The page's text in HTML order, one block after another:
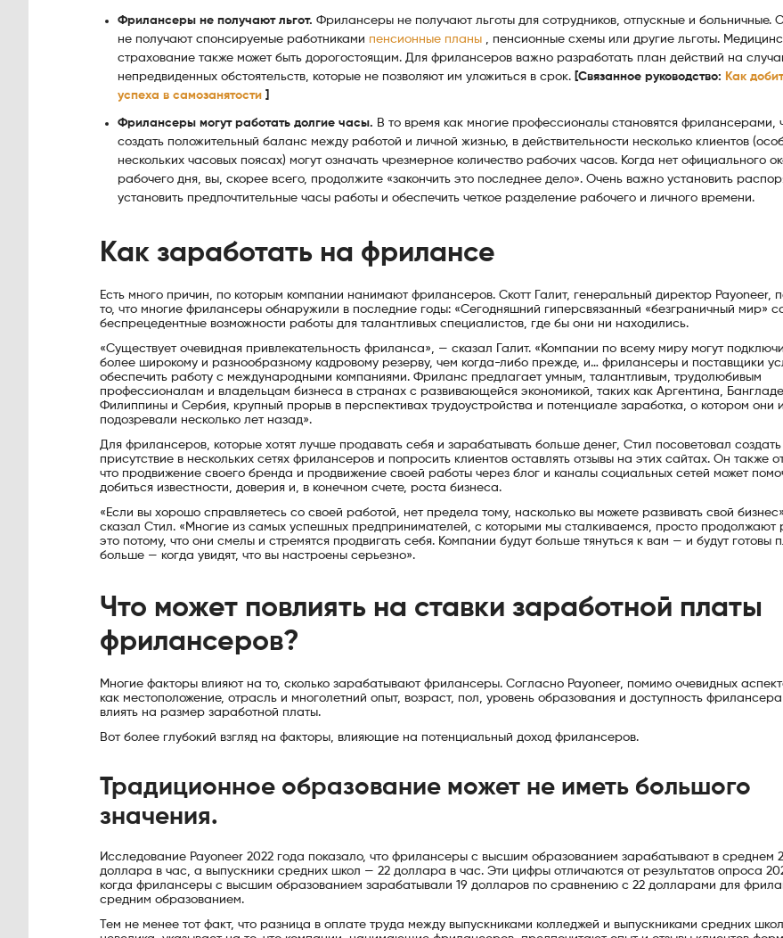
Фрилансеры не получают льгот. Фрилансеры не получают льготы для сотрудников, отпускные и больничные.
не получают спонсируемые работниками пенсионные планы , пенсионные схемы или другие льготы.
страхование также может быть дорогостоящим. Для фрилансеров важно разработать план действий на
непредвиденных обстоятельств, которые не позволяют им уложиться в срок. [Связанное руководство: Как
успеха в самозанятости ]
Фрилансеры могут работать долгие часы. В то время как многие профессионалы становятся фрилансерами,
создать положительный баланс между работой и личной жизнью, в действительности несколько клиентов
нескольких часовых поясах) могут означать чрезмерное количество рабочих часов. Когда нет официального
рабочего дня, вы, скорее всего, продолжите «закончить это последнее дело». Очень важно установить
установить предпочтительные часы работы и обеспечить четкое разделение рабочего и личного времени.
Как заработать на фрилансе
Есть много причин, по которым компании нанимают фрилансеров. Скотт Галит, генеральный директор Payoneer,
то, что многие фрилансеры обнаружили в последние годы: «Сегодняшний гиперсвязанный «безграничный мир»
беспрецедентные возможности работы для талантливых специалистов, где бы они ни находились.
«Существует очевидная привлекательность фриланса», — сказал Галит. «Компании по всему миру могут
более широкому и разнообразному кадровому резерву, чем когда-либо прежде, и… фрилансеры и поставщики
обеспечить работу с международными компаниями. Фриланс предлагает умным, талантливым, трудолюбивым
профессионалам и владельцам бизнеса в странах с развивающейся экономикой, таких как Аргентина,
Филиппины и Сербия, крупный прорыв в перспективах трудоустройства и потенциале заработка, о котором они
подозревали несколько лет назад».
Для фрилансеров, которые хотят лучше продавать себя и зарабатывать больше денег, Стил посоветовал создать
присутствие в нескольких сетях фрилансеров и попросить клиентов оставлять отзывы на этих сайтах. Он также
что продвижение своего бренда и продвижение своей работы через блог и каналы социальных сетей может
добиться известности, доверия и, в конечном счете, роста бизнеса.
«Если вы хорошо справляетесь со своей работой, нет предела тому, насколько вы можете развивать свой
сказал Стил. «Многие из самых успешных предпринимателей, с которыми мы сталкиваемся, просто продолжают
это потому, что они смелы и стремятся продвигать себя. Компании будут больше тянуться к вам — и будут готовы
больше — когда увидят, что вы настроены серьезно».
Что может повлиять на ставки заработной платы
фрилансеров?
Многие факторы влияют на то, сколько зарабатывают фрилансеры. Согласно Payoneer, помимо очевидных
как местоположение, отрасль и многолетний опыт, возраст, пол, уровень образования и доступность фрилансера
влиять на размер заработной платы.
Вот более глубокий взгляд на факторы, влияющие на потенциальный доход фрилансеров.
Традиционное образование может не иметь большого
значения.
Исследование Payoneer 2022 года показало, что фрилансеры с высшим образованием зарабатывают в среднем
доллара в час, а выпускники средних школ — 22 доллара в час. Эти цифры отличаются от результатов опроса
когда фрилансеры с высшим образованием зарабатывали 19 долларов по сравнению с 22 долларами для
средним образованием.
Тем не менее тот факт, что разница в оплате труда между выпускниками колледжей и выпускниками средних школ